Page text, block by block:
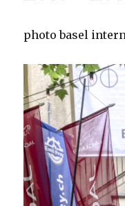
photo basel